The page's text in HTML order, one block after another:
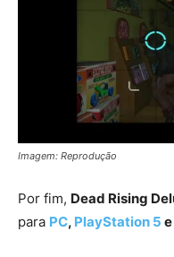
Imagem: Reprodução
Por fim, Dead Rising
para PC, PlayStation 5 e